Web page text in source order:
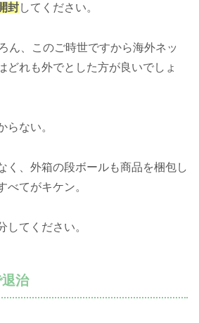
封してください。
ん、このご時世ですから海外ネッ
どれも外でとした方が良いでしょ
らない。
く、外箱の段ボールも商品を梱包し
べてがキケン。
してください。
治